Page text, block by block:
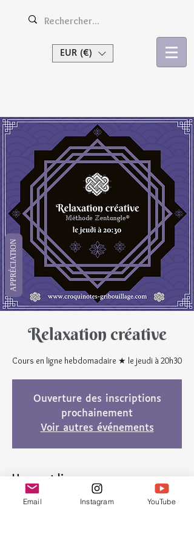
EUR (€)
Relaxation créative
Cours en ligne hebdomadaire ★ le jeudi à 20h30
Ouverture des inscriptions
prochainement
Voir autres événements
Heure et lieu
29 avr. 2021, 20:30 – 21:45 UTC+2
Email Instagram YouTube
APPRÉCIATION